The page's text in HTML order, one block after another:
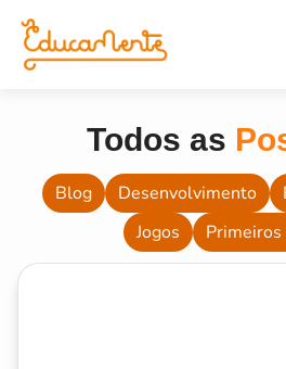
Todos as
Blog Desenvolvimento
Jogos
Primeiros